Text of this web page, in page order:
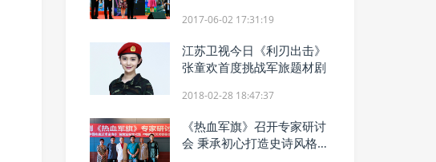
2017-06-02 17:31:19
江苏卫视今日《利刃出击》
张童欢首度挑战军旅题材剧
2018-02-28 18:47:37
《热血军旗》召开专家研讨
会 秉承初心打造史诗风格精